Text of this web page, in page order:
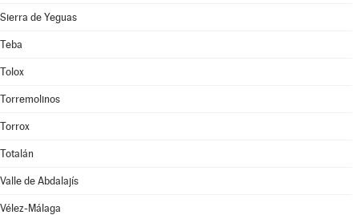
Sierra de Yeguas
Teba
Tolox
Torremolinos
Torrox
Totalán
Valle de Abdalajís
Vélez-Málaga